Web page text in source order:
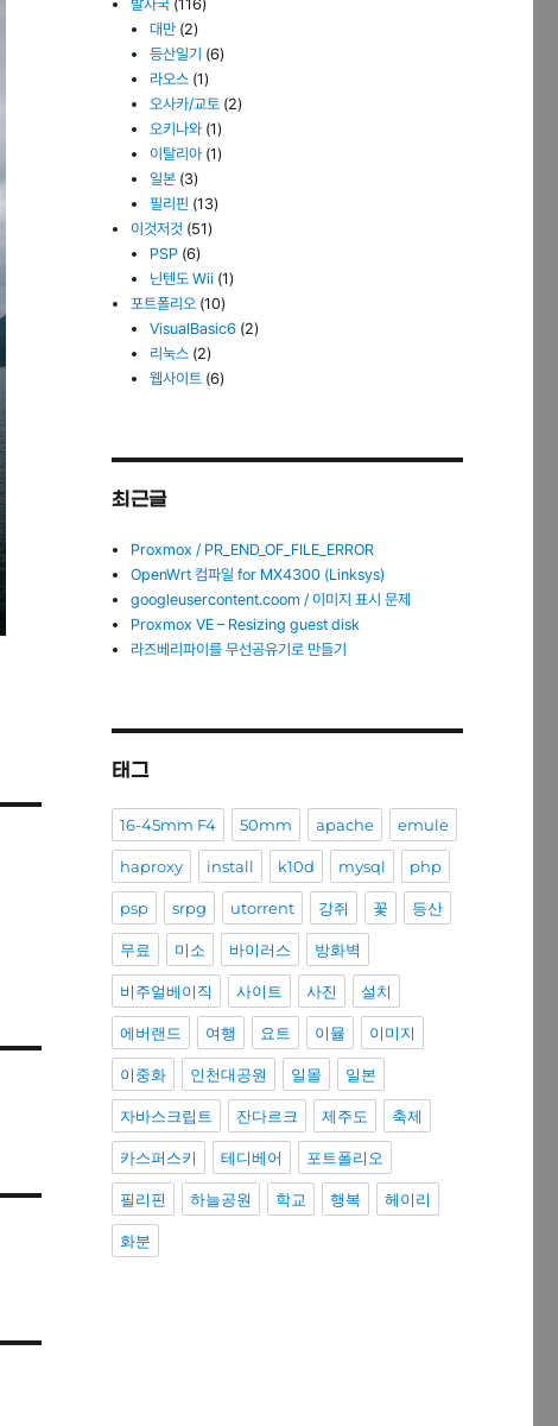
발자국 (116)
대만 (2)
등산일기 (6)
라오스 (1)
오사카/교토 (2)
오키나와 (1)
이탈리아 (1)
일본 (3)
필리핀 (13)
이것저것 (51)
PSP (6)
닌텐도 Wii (1)
포트폴리오 (10)
VisualBasic6 (2)
리눅스 (2)
웹사이트 (6)
최근글
Proxmox / PR_END_OF_FILE_ERROR
OpenWrt 컴파일 for MX4300 (Linksys)
googleusercontent.coom / 이미지 표시 문제
Proxmox VE – Resizing guest disk
라즈베리파이를 무선공유기로 만들기
태그
16-45mm F4 50mm apache emule
haproxy install k10d mysql php
psp srpg utorrent 강쥐 꽃 등산
무료 미소 바이러스 방화벽
비주얼베이직 사이트 사진 설치
에버랜드 여행 요트 이뮬 이미지
이중화 인천대공원 일몰 일본
자바스크립트 잔다르크 제주도 축제
카스퍼스키 테디베어 포트폴리오
필리핀 하늘공원 학교 행복 헤이리
화분